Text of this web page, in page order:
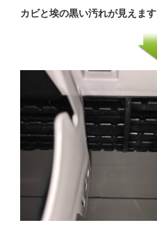
カビと埃の黒い汚れが見えます